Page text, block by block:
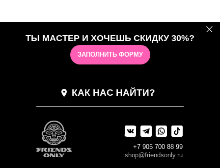
ТЫ МАСТЕР И ХОЧЕШЬ СКИДКУ 30%?
ЗАПОЛНИТЬ ФОРМУ
КАК НАС НАЙТИ?
shop@friendsonly.ru
+7 905 700 88 99